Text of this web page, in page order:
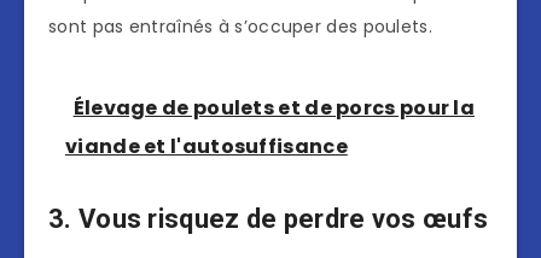
sont pas entraînés à s’occuper des poulets.
Élevage de poulets et de porcs pour la
viande et l'autosuffisance
3. Vous risquez de perdre vos œufs